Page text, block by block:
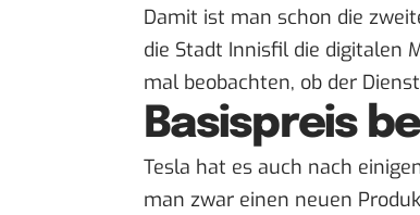
Damit ist man schon die
die Stadt Innisfil die digitalen
mal beobachten, ob der
Basispreis
Tesla hat es auch nach
man zwar einen neuen